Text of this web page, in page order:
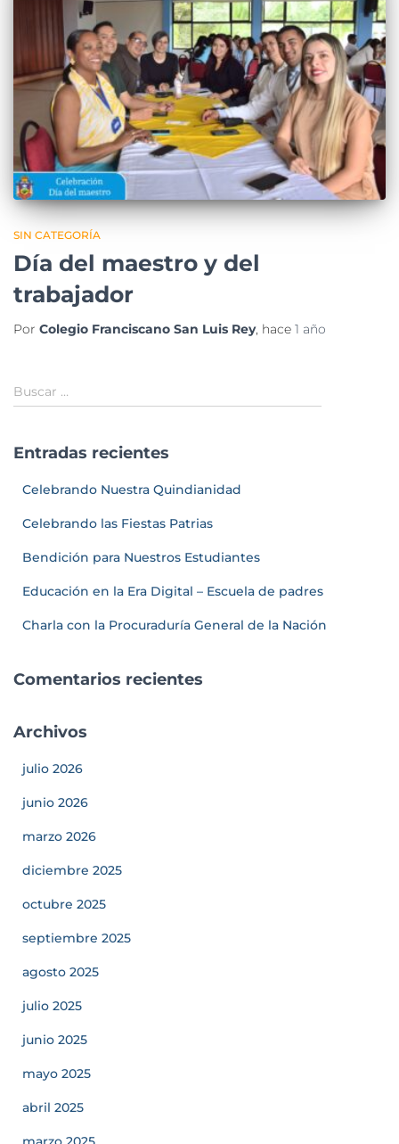
SIN CATEGORÍA
Día del maestro y del
trabajador
Por Colegio Franciscano San Luis Rey, hace 1 año
Buscar …
Entradas recientes
Celebrando Nuestra Quindianidad
Celebrando las Fiestas Patrias
Bendición para Nuestros Estudiantes
Educación en la Era Digital – Escuela de padres
Charla con la Procuraduría General de la Nación
Comentarios recientes
Archivos
julio 2026
junio 2026
marzo 2026
diciembre 2025
octubre 2025
septiembre 2025
agosto 2025
julio 2025
junio 2025
mayo 2025
abril 2025